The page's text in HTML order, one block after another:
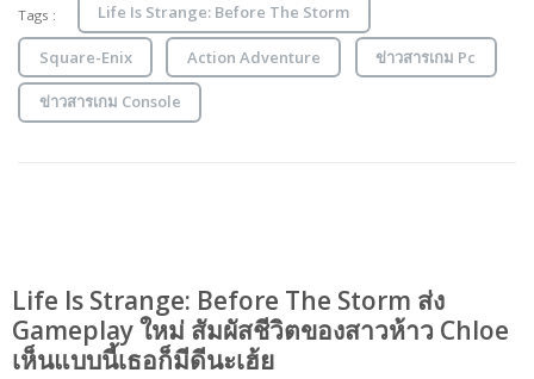
Tags : Life Is Strange: Before The Storm
Square-Enix Action Adventure ข่าวสารเกม Pc
ข่าวสารเกม Console
Life Is Strange: Before The Storm ส่ง
Gameplay ใหม่ สัมผัสชีวิตของสาวห้าว Chloe
เห็นแบบนี้เธอก็มีดีนะเฮ้ย